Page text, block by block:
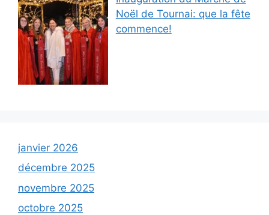
Noël de Tournai: que la fête
commence!
janvier 2026
décembre 2025
novembre 2025
octobre 2025